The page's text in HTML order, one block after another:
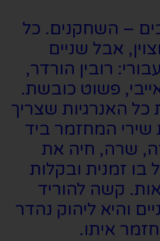
– השחקנים. כל
אבל שניים
רובין הורדר,
פשוט כובשת.
האנרגיות שצריך
שירי המחזמר ביד
שרה, חיה את
בו זמנית ובקלות
קשה להוריד
והיא ליהוק נהדר
איתו.